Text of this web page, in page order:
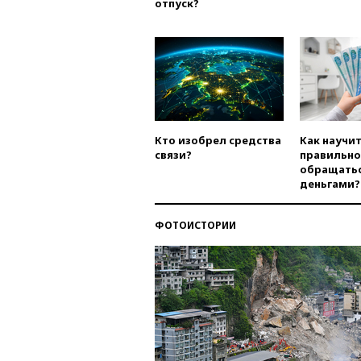
отпуск?
Кто изобрел средства
связи?
Как
правильно
деньгами?
ФОТОИСТОРИИ